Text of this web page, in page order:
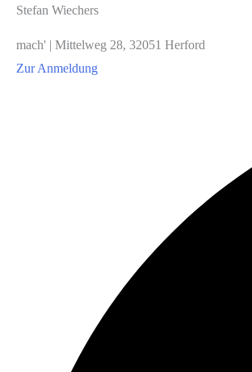
Stefan Wiechers
mach' | Mittelweg 28, 32051 Herford
Zur Anmeldung